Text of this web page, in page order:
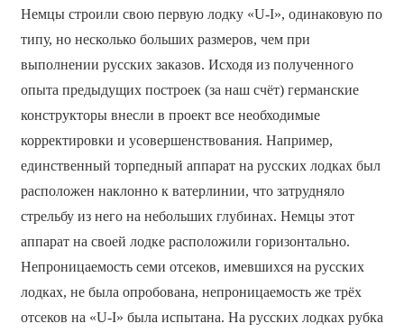
Немцы строили свою первую лодку «U-I», одинаковую по
типу, но несколько больших размеров, чем при
выполнении русских заказов. Исходя из полученного
опыта предыдущих построек (за наш счёт) германские
конструкторы внесли в проект все необходимые
корректировки и усовершенствования. Например,
единственный торпедный аппарат на русских лодках был
расположен наклонно к ватерлинии, что затрудняло
стрельбу из него на небольших глубинах. Немцы этот
аппарат на своей лодке расположили горизонтально.
Непроницаемость семи отсеков, имевшихся на русских
лодках, не была опробована, непроницаемость же трёх
отсеков на «U-I» была испытана. На русских лодках рубка